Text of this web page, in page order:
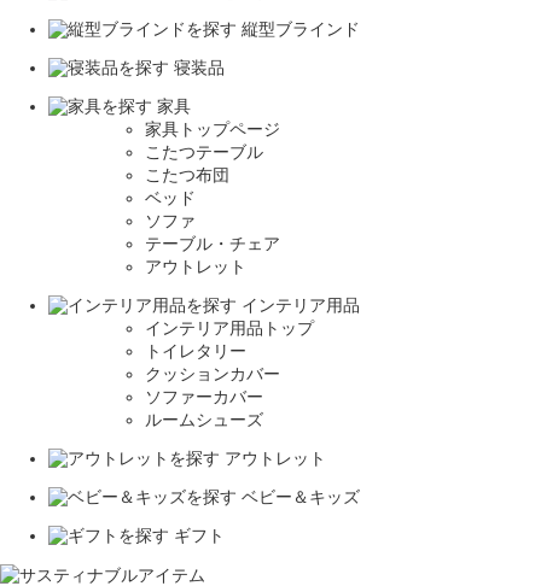
縦型ブラインド
寝装品
家具
家具トップページ
こたつテーブル
こたつ布団
ベッド
ソファ
テーブル・チェア
アウトレット
インテリア用品
インテリア用品トップ
トイレタリー
クッションカバー
ソファーカバー
ルームシューズ
アウトレット
ベビー＆キッズ
ギフト